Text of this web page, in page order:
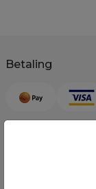
Betaling